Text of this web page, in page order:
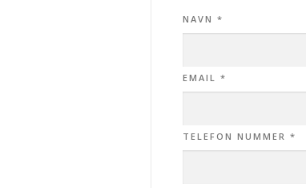
NAVN *
EMAIL *
TELEFON NUMMER *